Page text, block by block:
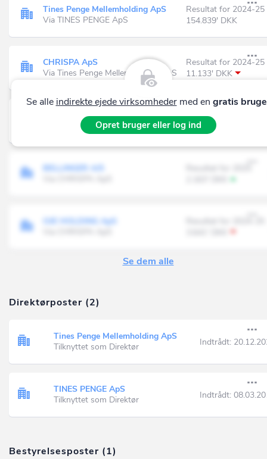
Tines Penge Mellemholding ApS
Via TINES PENGE ApS
Resultat for 2024-25
154.839' DKK
CHRISPA ApS
Via Tines Penge Mellemholding ApS
Resultat for 2024-25
11.133' DKK
BIRGER CHRISTENSEN A/S
Via CHRISPA ApS
Resultat for 2025
-10.338' DKK
BELLINGER A/S
OJE HOLDING ApS
Se alle indirekte ejede virksomhedermed en gratis
Opret bruger eller log ind
Se dem alle
Direktørposter (2)
Tines Penge Mellemholding ApS
Tilknyttet som Direktør
Indtrådt:
TINES PENGE ApS
Tilknyttet som Direktør
Indtrådt:
Bestyrelsesposter (1)